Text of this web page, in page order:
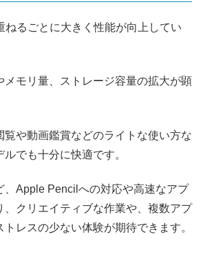
ねるごとに大きく性能が向上してい
メモリ量、ストレージ容量の拡大が顕
覧や動画鑑賞などのライトな使い方な
でも十分に快適です。
、Apple Pencilへの対応や高速なアプ
、クリエイティブな作業や、複数アプ
トレスの少ない体験が期待できます。